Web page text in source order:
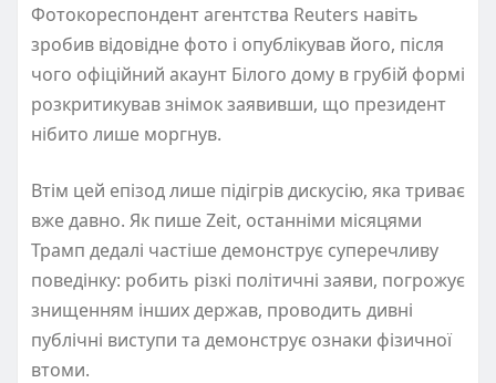
Фотокореспондент агентства Reuters навіть
зробив відовідне фото і опублікував його, після
чого офіційний акаунт Білого дому в грубій формі
розкритикував знімок заявивши, що президент
нібито лише моргнув.
Втім цей епізод лише підігрів дискусію, яка триває
вже давно. Як пише Zeit, останніми місяцями
Трамп дедалі частіше демонструє суперечливу
поведінку: робить різкі політичні заяви, погрожує
знищенням інших держав, проводить дивні
публічні виступи та демонструє ознаки фізичної
втоми.